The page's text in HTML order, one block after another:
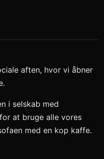
aften, hvor vi åbner
i selskab med
at bruge alle vores
med en kop kaffe.